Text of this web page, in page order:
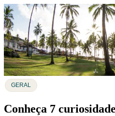
GERAL
Conheça 7